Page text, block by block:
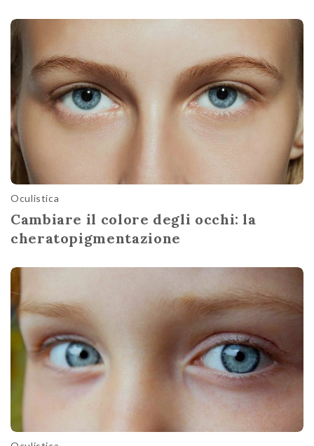
Oculistica
Cambiare il colore degli occhi: la
cheratopigmentazione